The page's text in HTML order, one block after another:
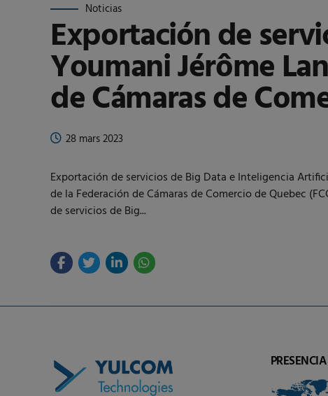
Noticias
Exportación de
Youmani Jérôme
de Cámaras de
28 mars 2023
Exportación de servicios de Big Data e Inteligencia
de la Federación de Cámaras de Comercio de Quebec
de servicios de Big...